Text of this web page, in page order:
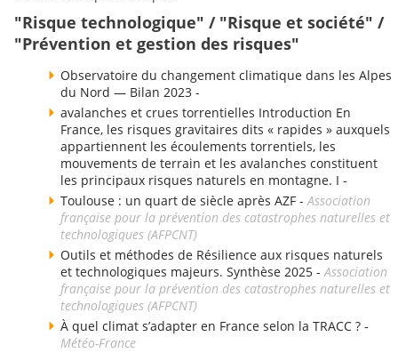
"Risque technologique" / "Risque et société" /
"Prévention et gestion des risques"
Observatoire du changement climatique dans les Alpes
du Nord — Bilan 2023 -
avalanches et crues torrentielles Introduction En
France, les risques gravitaires dits « rapides » auxquels
appartiennent les écoulements torrentiels, les
mouvements de terrain et les avalanches constituent
les principaux risques naturels en montagne. I -
Toulouse : un quart de siècle après AZF - Association
française pour la prévention des catastrophes naturelles et
technologiques (AFPCNT)
Outils et méthodes de Résilience aux risques naturels
et technologiques majeurs. Synthèse 2025 - Association
française pour la prévention des catastrophes naturelles et
technologiques (AFPCNT)
À quel climat s’adapter en France selon la TRACC ? -
Météo-France